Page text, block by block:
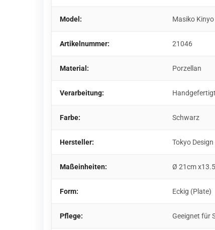
Model: Masiko Kinyo
Artikelnummer: 21046
Material: Porzellan
Verarbeitung: Handgefertigt
Farbe: Schwarz
Hersteller: Tokyo
Maßeinheiten: Ø 21cm
Form: Eckig (Plate)
Pflege: Geeignet für